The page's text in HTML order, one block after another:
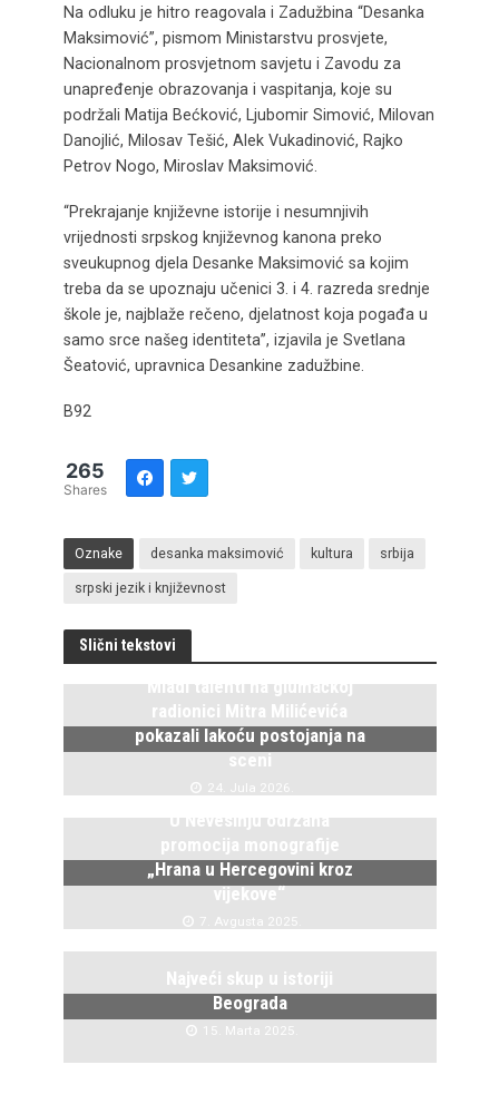
Na odluku je hitro reagovala i Zadužbina “Desanka
Maksimović”, pismom Ministarstvu prosvjete,
Nacionalnom prosvjetnom savjetu i Zavodu za
unapređenje obrazovanja i vaspitanja, koje su
podržali Matija Bećković, Ljubomir Simović, Milovan
Danojlić, Milosav Tešić, Alek Vukadinović, Rajko
Petrov Nogo, Miroslav Maksimović.
“Prekrajanje književne istorije i nesumnjivih
vrijednosti srpskog književnog kanona preko
sveukupnog djela Desanke Maksimović sa kojim
treba da se upoznaju učenici 3. i 4. razreda srednje
škole je, najblaže rečeno, djelatnost koja pogađa u
samo srce našeg identiteta”, izjavila je Svetlana
Šeatović, upravnica Desankine zadužbine.
B92
265
Shares
Oznake desanka maksimović kultura srbija
srpski jezik i književnost
Slični tekstovi
Mladi talenti na glumačkoj
radionici Mitra Milićevića
pokazali lakoću postojanja na
sceni
24. Jula 2026.
U Nevesinju održana
promocija monografije
„Hrana u Hercegovini kroz
vijekove“
7. Avgusta 2025.
Najveći skup u istoriji
Beograda
15. Marta 2025.